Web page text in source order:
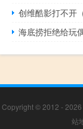
创维酷影打不开
海底捞拒绝给玩
Copyright © 2012 - 2026
站